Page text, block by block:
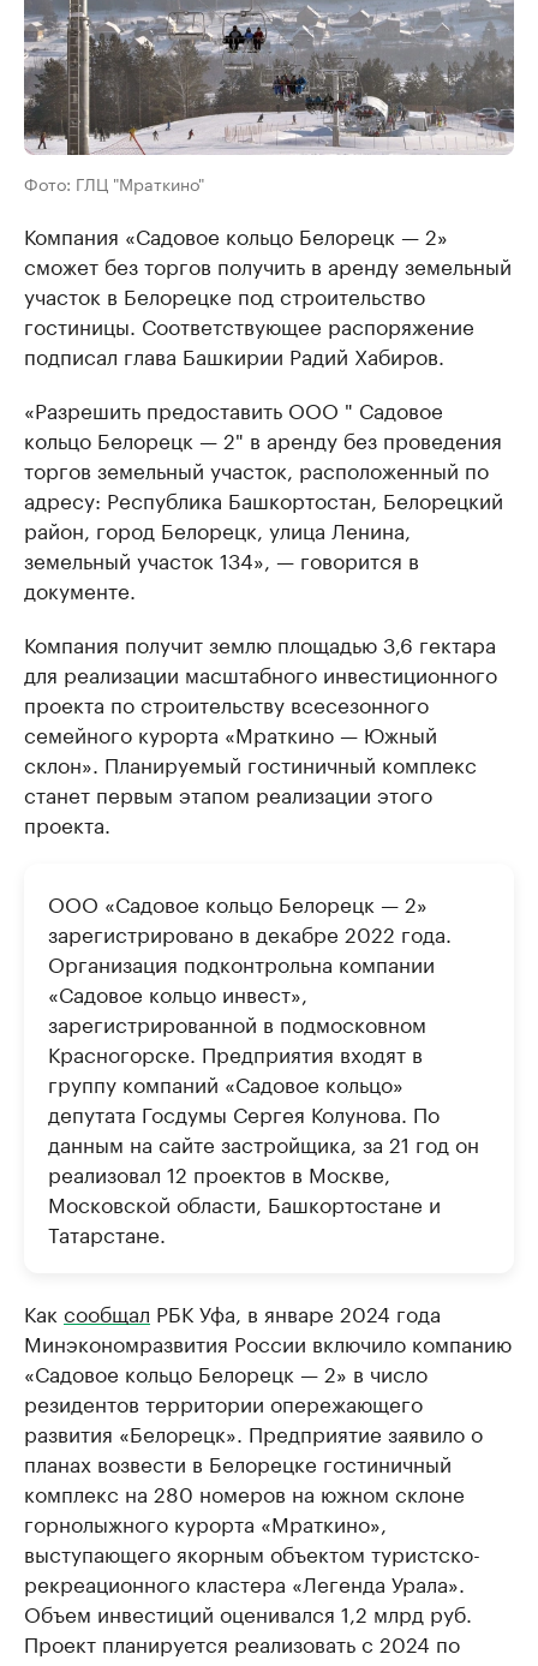
Фото: ГЛЦ "Мраткино"
Компания «Садовое кольцо Белорецк — 2»
сможет без торгов получить в аренду земельный
участок в Белорецке под строительство
гостиницы. Соответствующее распоряжение
подписал глава Башкирии Радий Хабиров.
«Разрешить предоставить ООО " Садовое
кольцо Белорецк — 2" в аренду без проведения
торгов земельный участок, расположенный по
адресу: Республика Башкортостан, Белорецкий
район, город Белорецк, улица Ленина,
земельный участок 134», — говорится в
документе.
Компания получит землю площадью 3,6 гектара
для реализации масштабного инвестиционного
проекта по строительству всесезонного
семейного курорта «Мраткино — Южный
склон». Планируемый гостиничный комплекс
станет первым этапом реализации этого
проекта.
ООО «Садовое кольцо Белорецк — 2»
зарегистрировано в декабре 2022 года.
Организация подконтрольна компании
«Садовое кольцо инвест»,
зарегистрированной в подмосковном
Красногорске. Предприятия входят в
группу компаний «Садовое кольцо»
депутата Госдумы Сергея Колунова. По
данным на сайте застройщика, за 21 год он
реализовал 12 проектов в Москве,
Московской области, Башкортостане и
Татарстане.
Как сообщал РБК Уфа, в январе 2024 года
Минэкономразвития России включило компанию
«Садовое кольцо Белорецк — 2» в число
резидентов территории опережающего
развития «Белорецк». Предприятие заявило о
планах возвести в Белорецке гостиничный
комплекс на 280 номеров на южном склоне
горнолыжного курорта «Мраткино»,
выступающего якорным объектом туристско-
рекреационного кластера «Легенда Урала».
Объем инвестиций оценивался 1,2 млрд руб.
Проект планируется реализовать с 2024 по